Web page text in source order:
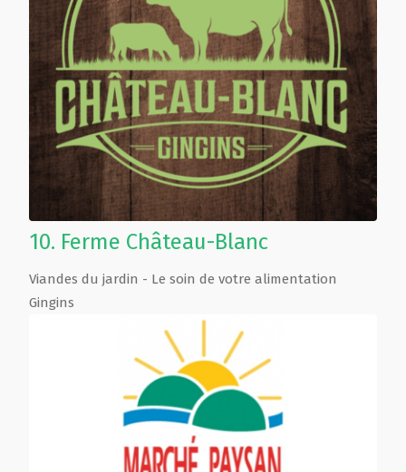
10. Ferme Château-Blanc
Viandes du jardin - Le soin de votre alimentation
Gingins